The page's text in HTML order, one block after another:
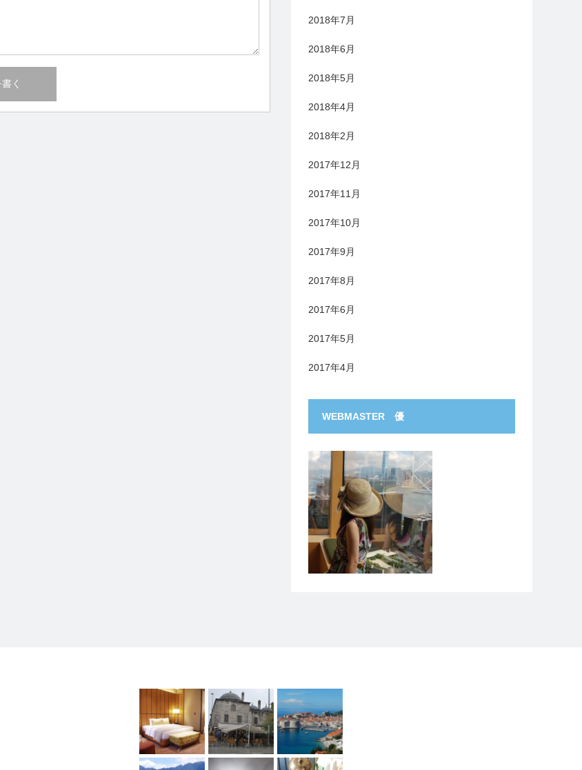
2018年7月
2018年6月
2018年5月
2018年4月
2018年2月
2017年12月
2017年11月
2017年10月
2017年9月
2017年8月
2017年6月
2017年5月
2017年4月
WEBMASTER 優